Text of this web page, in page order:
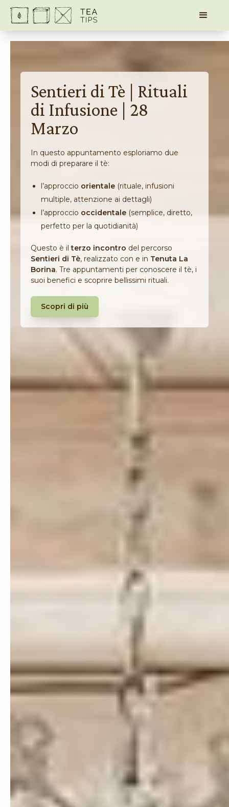
Sentieri di Tè | Rituali
di Infusione | 28
Marzo
In questo appuntamento esploriamo due
modi di preparare il tè:
l’approccio orientale (rituale, infusioni
multiple, attenzione ai dettagli)
l’approccio occidentale (semplice, diretto,
perfetto per la quotidianità)
Questo è ilterzo incontro del percorso
Sentieri di Tè, realizzato con e in Tenuta La
Borina. Tre appuntamenti per conoscere il tè, i
suoi benefici e scoprire bellissimi rituali.
Scopri di più